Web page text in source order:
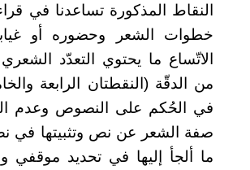
النقاط المذكورة تساعدنا في
خطوات الشعر وحضوره أو
الاتّساع ما يحتوي التعدّد
من الدقّة (النقطتان الرابعة
في الحُكم على النصوص وعدم
صفة الشعر عن نص وتثبيتها في
ما ألجأ إليها في تحديد موقفي